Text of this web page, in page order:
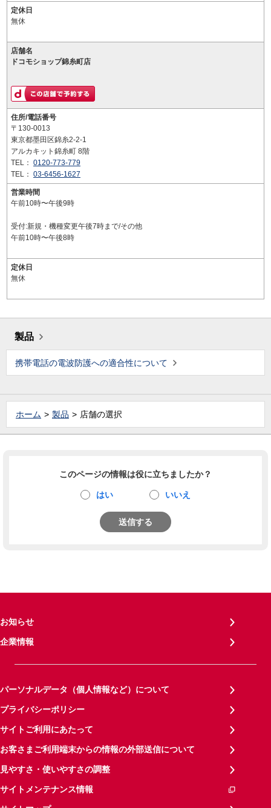
定休日
無休
店舗名
ドコモショップ錦糸町店
住所/電話番号
〒130-0013
東京都墨田区錦糸2-2-1
アルカキット錦糸町 8階
TEL： 0120-773-779
TEL： 03-6456-1627
営業時間
午前10時〜午後9時
受付:新規・機種変更午後7時まで/その他
午前10時〜午後8時
定休日
無休
製品
携帯電話の電波防護への適合性について
ホーム 製品 店舗の選択
このページの情報は役に立ちましたか？
はい いいえ
送信する
お知らせ
企業情報
パーソナルデータ（個人情報など）について
プライバシーポリシー
サイトご利用にあたって
お客さまご利用端末からの情報の外部送信について
見やすさ・使いやすさの調整
サイトメンテナンス情報